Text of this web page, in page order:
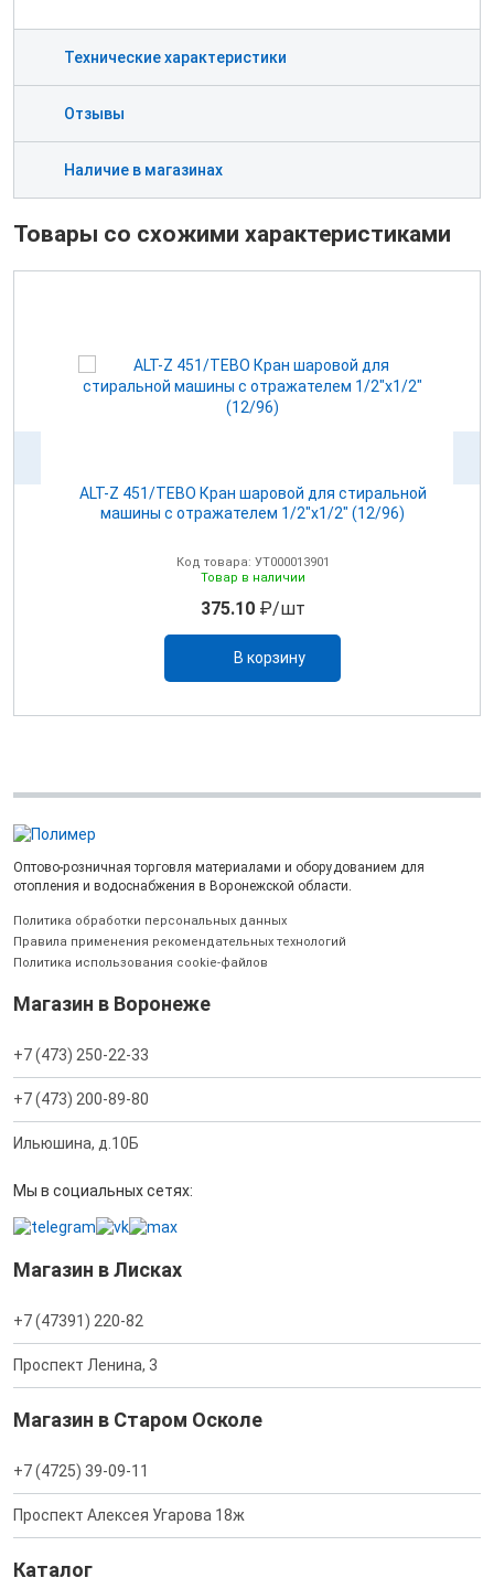
Технические характеристики
Отзывы
Наличие в магазинах
Товары со схожими характеристиками
ALT-Z 451/TEBO Кран шаровой для стиральной
машины с отражателем 1/2"х1/2" (12/96)
Код товара: УТ000013901
Товар в наличии
375.10₽/шт
В корзину
Оптово-розничная торговля материалами и оборудованием для
отопления и водоснабжения в Воронежской области.
Политика обработки персональных данных
Правила применения рекомендательных технологий
Политика использования cookie-файлов
Магазин в Воронеже
+7 (473) 250-22-33
+7 (473) 200-89-80
Ильюшина, д.10Б
Мы в социальных сетях:
Магазин в Лисках
+7 (47391) 220-82
Проспект Ленина, 3
Магазин в Старом Осколе
+7 (4725) 39-09-11
Проспект Алексея Угарова 18ж
Каталог